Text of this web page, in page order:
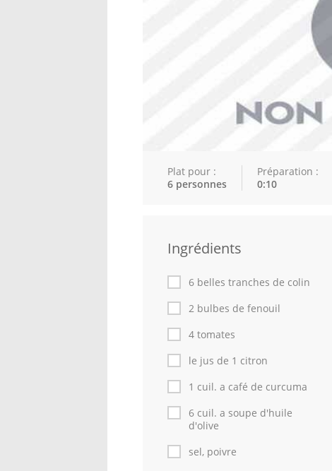
Plat pour :
6 personnes
Préparation :
0:10
Ingrédients
6 belles tranches de colin
2 bulbes de fenouil
4 tomates
le jus de 1 citron
1 cuil. a café de curcuma
6 cuil. a soupe d'huile
d'olive
sel, poivre